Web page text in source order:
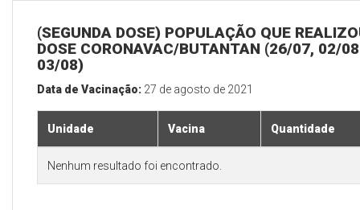
(SEGUNDA DOSE) POPULAÇÃO QUE
DOSE CORONAVAC/BUTANTAN (26/07, 02/
03/08)
Data de Vacinação: 27 de agosto de 2021
Unidade Vacina Quantidade
Nenhum resultado foi encontrado.